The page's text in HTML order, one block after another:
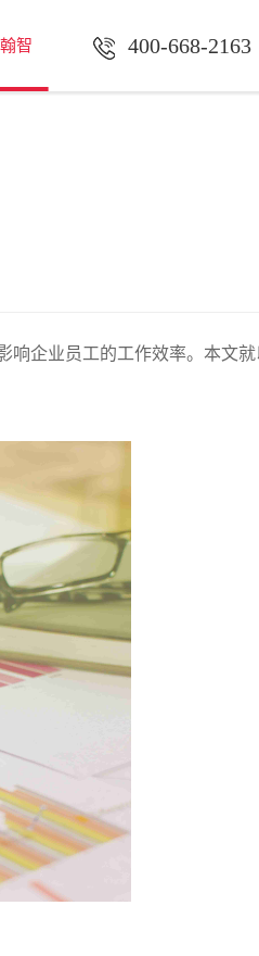
400-668-2163
智
企业员工的工作效率。本文